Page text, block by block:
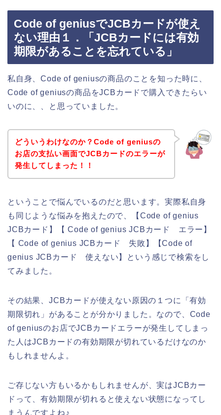
Code of geniusでJCBカードが使え
ない理由１．「JCBカードには有効
期限があることを忘れている」
私自身、Code of geniusの商品のことを知った時に、
Code of geniusの商品をJCBカードで購入できたらい
いのに、、と思っていました。
どういうわけなのか？Code of geniusの
お店の支払い画面でJCBカードのエラーが
発生してしまった！！
ということで悩んでいるのだと思います。実際私自身
も同じような悩みを抱えたので、【Code of genius
JCBカード】【 Code of genius JCBカード エラー】
【 Code of genius JCBカード 失敗】【Code of
genius JCBカード 使えない】という感じで検索をし
てみました。
その結果、JCBカードが使えない原因の１つに「有効
期限切れ」があることが分かりました。なので、Code
of geniusのお店でJCBカードエラーが発生してしまっ
た人はJCBカードの有効期限が切れているだけなのか
もしれませんよ。
ご存じない方もいるかもしれませんが、実はJCBカー
ドって、有効期限が切れると使えない状態になってし
まうんですよね♪